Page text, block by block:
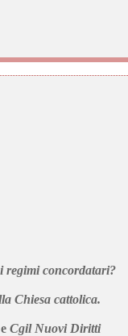
regimi concordatari?
Chiesa cattolica.
eCgil Nuovi Diritti